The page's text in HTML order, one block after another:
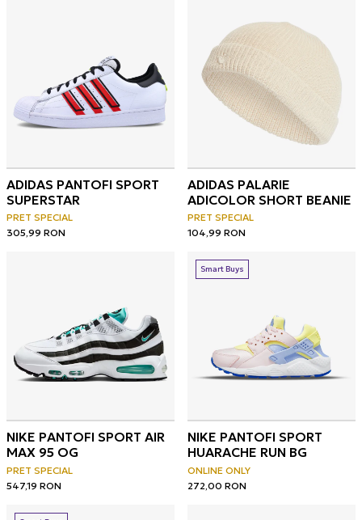
ADIDAS PANTOFI SPORT
SUPERSTAR
PRET SPECIAL
305,99 RON
ADIDAS PALARIE
ADICOLOR SHORT BEANIE
PRET SPECIAL
104,99 RON
NIKE PANTOFI SPORT AIR
MAX 95 OG
PRET SPECIAL
547,19 RON
Smart Buys
NIKE PANTOFI SPORT
HUARACHE RUN BG
ONLINE ONLY
272,00 RON